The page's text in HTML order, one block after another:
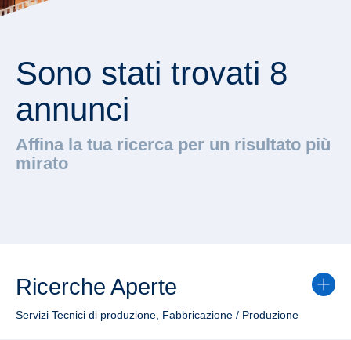
Sono stati trovati 8
annunci
Affina la tua ricerca per un risultato più
mirato
Ricerche Aperte
Servizi Tecnici di produzione, Fabbricazione / Produzione